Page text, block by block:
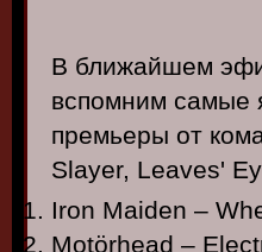
В ближайшем
вспомним самые
премьеры от
Slayer, Leaves'
Iron Maiden –
Motörhead –